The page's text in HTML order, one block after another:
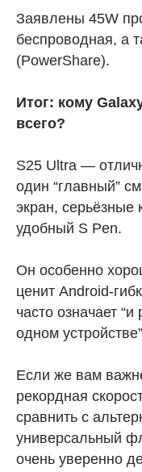
Заявлены 45W
беспроводная, а
(PowerShare).
Итог: кому
всего?
S25 Ultra —
один “главный”
экран, серьёзные
удобный S Pen.
Он особенно
ценит Android-
часто означает
одном
Если же вам
рекордная
сравнить с
универсальный
очень уверенно